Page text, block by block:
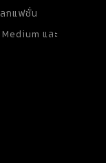
กแฟชั่น
และ